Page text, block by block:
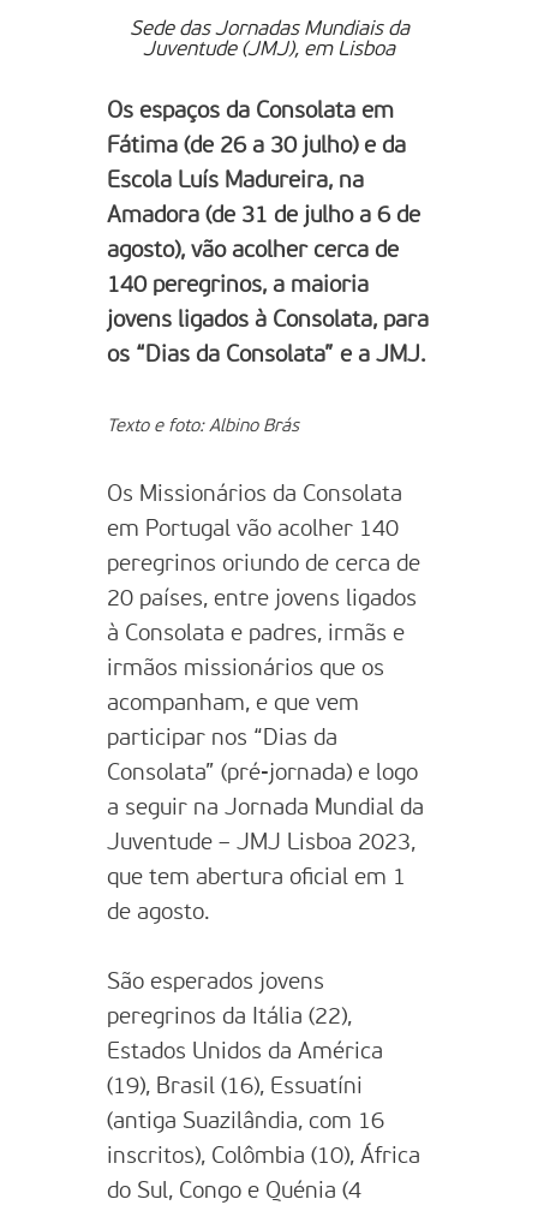
Sede das Jornadas Mundiais da
Juventude (JMJ), em Lisboa
Os espaços da Consolata em
Fátima (de 26 a 30 julho) e da
Escola Luís Madureira, na
Amadora (de 31 de julho a 6 de
agosto), vão acolher cerca de
140 peregrinos, a maioria
jovens ligados à Consolata, para
os “Dias da Consolata” e a JMJ.
Texto e foto: Albino Brás
Os Missionários da Consolata
em Portugal vão acolher 140
peregrinos oriundo de cerca de
20 países, entre jovens ligados
à Consolata e padres, irmãs e
irmãos missionários que os
acompanham, e que vem
participar nos “Dias da
Consolata” (pré-jornada) e logo
a seguir na Jornada Mundial da
Juventude – JMJ Lisboa 2023,
que tem abertura oficial em 1
de agosto.
São esperados jovens
peregrinos da Itália (22),
Estados Unidos da América
(19), Brasil (16), Essuatíni
(antiga Suazilândia, com 16
inscritos), Colômbia (10), África
do Sul, Congo e Quénia (4